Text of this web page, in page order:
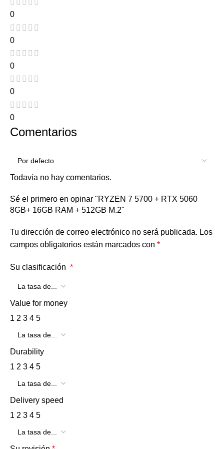
0
0
0
0
0
Comentarios
Todavía no hay comentarios.
Sé el primero en opinar "RYZEN 7 5700 + RTX 5060
8GB+ 16GB RAM + 512GB M.2"
Tu dirección de correo electrónico no será publicada. Los
campos obligatorios están marcados con *
Su clasificación *
Value for money
1 2 3 4 5
Durability
1 2 3 4 5
Delivery speed
1 2 3 4 5